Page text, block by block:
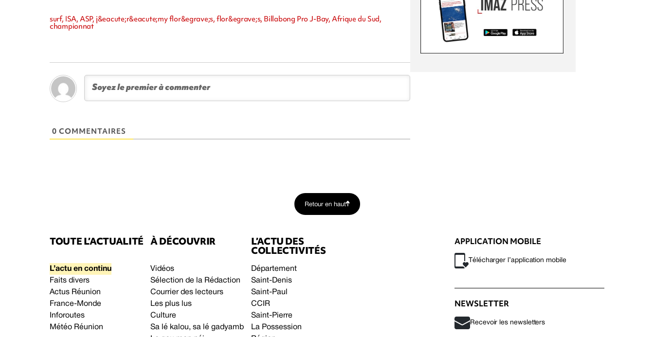
surf, ISA, ASP, j&eacute;r&eacute;my flor&egrave;s, flor&egrave;s, Billabong Pro J-Bay, Afrique du Sud,
championnat
0 COMMENTAIRES
Retour en haut
TOUTE L’ACTUALITÉ
L’actu en continu
Faits divers
Actus Réunion
France-Monde
Inforoutes
Météo Réunion
À DÉCOUVRIR
Vidéos
Sélection de la Rédaction
Courrier des lecteurs
Les plus lus
Culture
Sa lé kalou, sa lé gadyamb
L’ACTU DES
COLLECTIVITÉS
Département
Saint-Denis
Saint-Paul
CCIR
Saint-Pierre
La Possession
APPLICATION MOBILE
Télécharger l’application mobile
NEWSLETTER
Recevoir les newsletters